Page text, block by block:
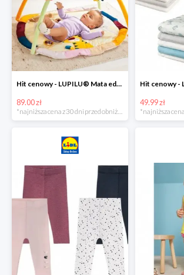
Hit cenowy - LUPILU® Mata edukacyjna dla niemowląt, 1 sztuka
89.00 zł
*najniższa cena z 30 dni przed obniżką
49.99 zł